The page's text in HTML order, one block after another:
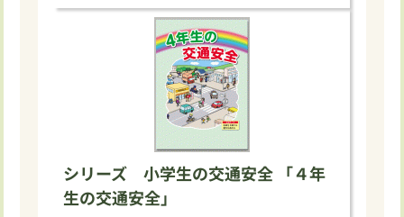
シリーズ 小学生の交通安全 「４年
生の交通安全」